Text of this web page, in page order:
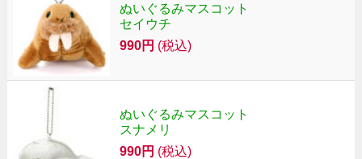
ぬいぐるみマスコット
セイウチ
990円 (税込)
ぬいぐるみマスコット
スナメリ
990円 (税込)